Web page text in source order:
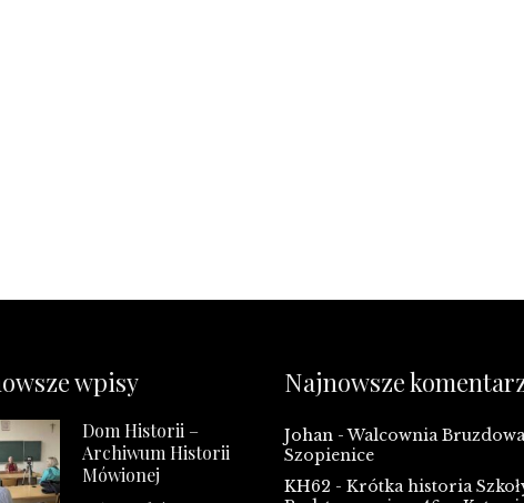
wpisy
Dom Historii –
Archiwum Historii
Mówionej
Najnowsze
Johan -Walcownia
Szopienice
KH62 - Krótka historia